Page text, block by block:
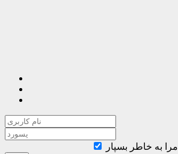
مرا به خاطر بسپار